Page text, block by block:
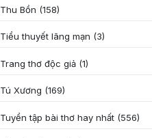
Thu Bồn (158)
Tiểu thuyết lãng mạn (3)
Trang thơ độc giả (1)
Tú Xương (169)
Tuyển tập bài thơ hay nhất (556)